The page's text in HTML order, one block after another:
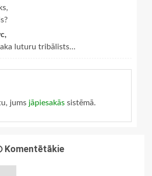
luturu tribālists…
jums jāpiesakās sistēmā.
Komentētākie